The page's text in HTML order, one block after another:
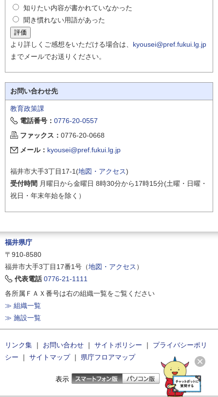
知りたい内容が書かれていなかった
聞き慣れない用語があった
より詳しくご感想をいただける場合は、 kyousei@pref.fukui.lg.jp
までメールでお送りください。
お問い合わせ先
教育政策課
電話番号： 0776-20-0557
ファックス： 0776-20-0668
メール： kyousei@pref.fukui.lg.jp
福井市大手3丁目17-1(地図・アクセス)
受付時間 月曜日から金曜日 8時30分から17時15分(土曜・日曜・
祝日・年末年始を除く）
福井県庁
〒910-8580
福井市大手3丁目17番1号（地図・アクセス ）
代表電話 0776-21-1111
各所属ＦＡＸ番号は右の組織一覧をご覧ください
≫ 組織一覧
≫ 施設一覧
リンク集 ｜ お問い合わせ ｜ サイトポリシー ｜
プライバシーポリ
シー ｜ サイトマップ｜ 県庁フロアマップ
表示